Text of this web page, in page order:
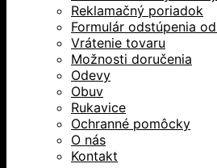
Reklamačný poriadok
Formulár odstúpenia
Vrátenie tovaru
Možnosti doručenia
Odevy
Obuv
Rukavice
Ochranné pomôcky
O nás
Kontakt